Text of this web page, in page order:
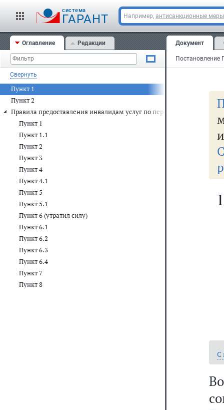
cистема
ГАРАНТ Например, антисанкционные меры
Оглавление Редакции
Свернуть
Пункт 1
Пункт 2
Правила предоставления инвалидам услуг по переводу русского
Пункт 1
Пункт 1.1
Пункт 2
Пункт 3
Пункт 4
Пункт 4.1
Пункт 5
Пункт 5.1
Пункт 6 (утратил силу)
Пункт 6.1
Пункт 6.2
Пункт 6.3
Пункт 6.4
Пункт 7
Пункт 8
Документ
С